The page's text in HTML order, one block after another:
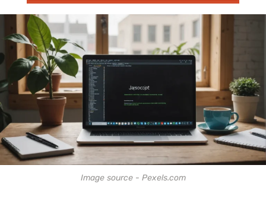
Image source - Pexels.com